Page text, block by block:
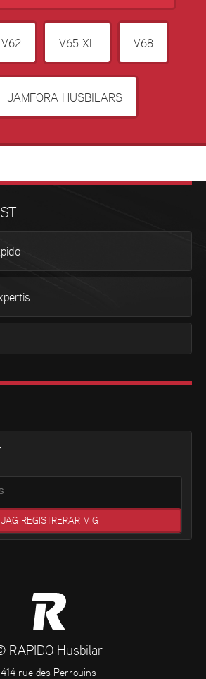
V62 V65 XL V68
JÄMFÖRA HUSBILARS
RAPIDO Husbilar
414 rue des Perrouins